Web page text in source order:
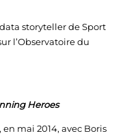
storyteller de Sport
l’Observatoire du
Heroes
mai 2014, avec Boris